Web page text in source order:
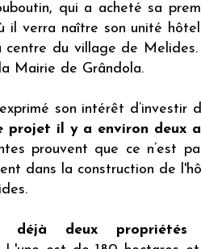
qui a acheté sa
il verra naître son unité
centre du village de
Mairie de Grândola.
son intérêt d’investir
projet il y a environ deux
prouvent que ce n’est
dans la construction de
déjà deux propriétés